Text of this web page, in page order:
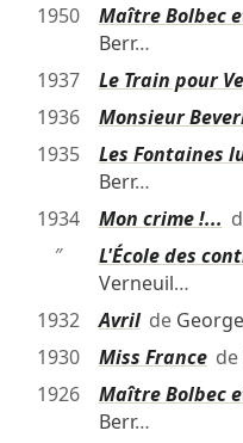
1950
Maître Bolbec
Berr…
1937
Le Train pour
1936
Monsieur
1935
Les Fontaines
Berr…
1934
Mon crime !...
″
L'École des
Verneuil…
1932
Avrilde
1930
Miss Francede
1926
Maître Bolbec
Berr…